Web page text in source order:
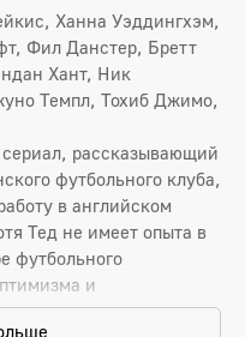
Ханна Уэддингхэм,
Фил Данстер, Бретт
Хант, Ник
Темпл, Тохиб Джимо,
рассказывающий
футбольного клуба,
в английском
Тед не имеет опыта в
футбольного
и
— не только